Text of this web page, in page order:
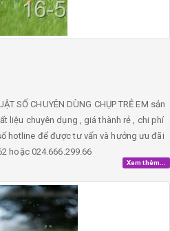
SỐ CHUYÊN DÙNG CHỤP TRẺ EM sản
liệu chuyên dụng , giá thành rẻ , chi phí
hotline để được tư vấn và hưởng ưu đãi
hoặc 024.666.299.66
Xem thêm...